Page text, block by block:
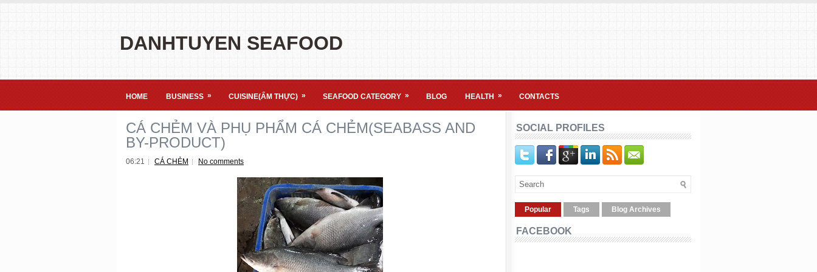
DANHTUYEN SEAFOOD
HOME BUSINESS » CUISINE(ẨM THỰC) » SEAFOOD CATEGORY » BLOG HEALTH » CONTACTS
CÁ CHẺM VÀ PHỤ PHẨM CÁ CHẺM(SEABASS AND
BY-PRODUCT)
06:21 CÁ CHẺM No comments
SOCIAL PROFILES
Popular Tags Blog Archives
FACEBOOK